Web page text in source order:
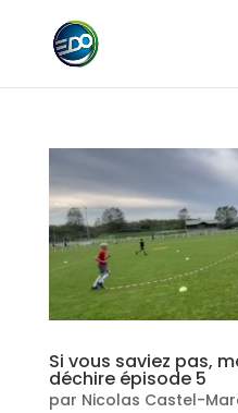
Si vous saviez pas,
déchire épisode 5
par Nicolas Castel-